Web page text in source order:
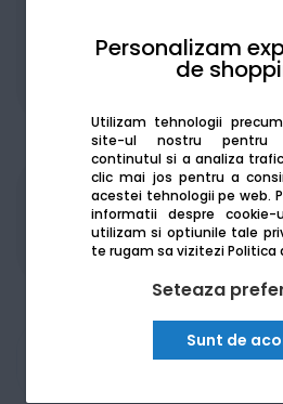
Personalizam
de
Utilizam tehnologii
site-ul nostru pentru
continutul si a analiza
clic mai jos pentru a
acestei tehnologii pe web.
informatii despre
utilizam si optiunile tale
te rugam sa viziteziPolitica
Seteaza
Sunt de
Lei / lună
Produsele sunt
achizitii publiceSEAP/
Am